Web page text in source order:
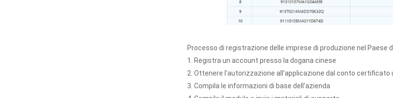
Processo di registrazione delle imprese di produzione nel Paese
1. Registra un account presso la dogana cinese
2. Ottenere l'autorizzazione all'applicazione dal conto certificato
3. Compila le informazioni di base dell'azienda